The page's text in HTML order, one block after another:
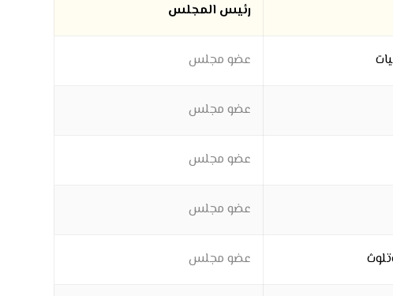
رئيس المجلس
عضو مجلس
عضو مجلس
عضو مجلس
عضو مجلس
عضو مجلس